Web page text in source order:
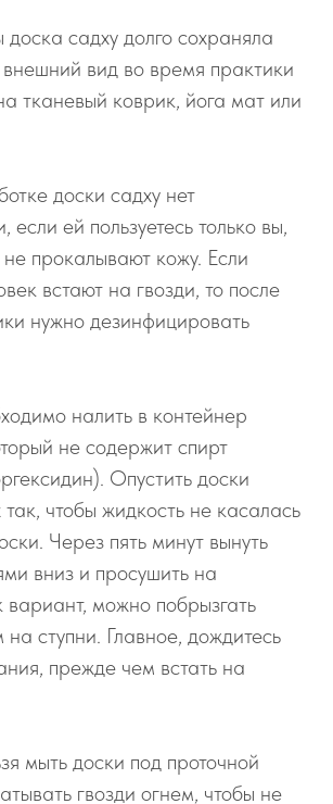
доска садху долго сохраняла
вид во время практики
тканевый коврик, йога мат или
доски садху нет
если ей пользуетесь только вы,
не прокалывают кожу. Если
встают на гвозди, то после
нужно дезинфицировать
налить в контейнер
не содержит спирт
Опустить доски
так, чтобы жидкость не касалась
Через пять минут вынуть
вниз и просушить на
вариант, можно побрызгать
ступни. Главное, дождитесь
прежде чем встать на
мыть доски под проточной
гвозди огнем, чтобы не